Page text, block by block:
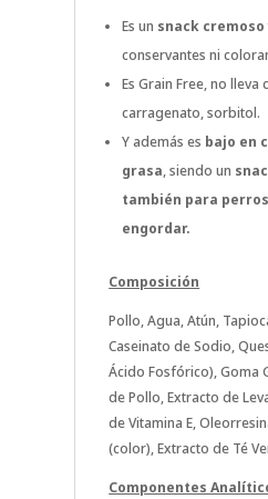
Es un snack cremoso
conservantes ni
Es Grain Free, no lleva
carragenato, sorbitol.
Y además es bajo en
grasa, siendo un
también para
engordar.
Composición
Pollo, Agua, Atún,
Caseinato de Sodio,
Ácido Fosfórico), Goma
de Pollo, Extracto de
de Vitamina E,
(color), Extracto de Té
Componentes